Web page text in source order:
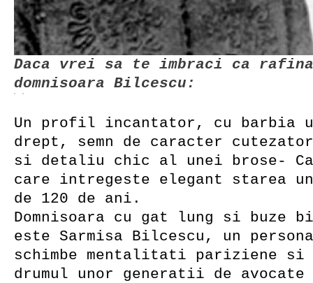
Daca vrei sa te imbraci ca
domnisoara Bilcescu:
Un profil incantator, cu barbia
drept, semn de caracter
si detaliu chic al unei brose-
care intregeste elegant starea
de 120 de ani.
Domnisoara cu gat lung si buze
este Sarmisa Bilcescu, un
schimbe mentalitati pariziene si
drumul unor generatii de